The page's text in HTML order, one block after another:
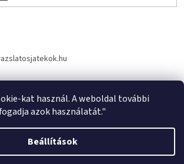
kat használ. A weboldal további
azok használatát."
Beállítások
Shoptet készítette